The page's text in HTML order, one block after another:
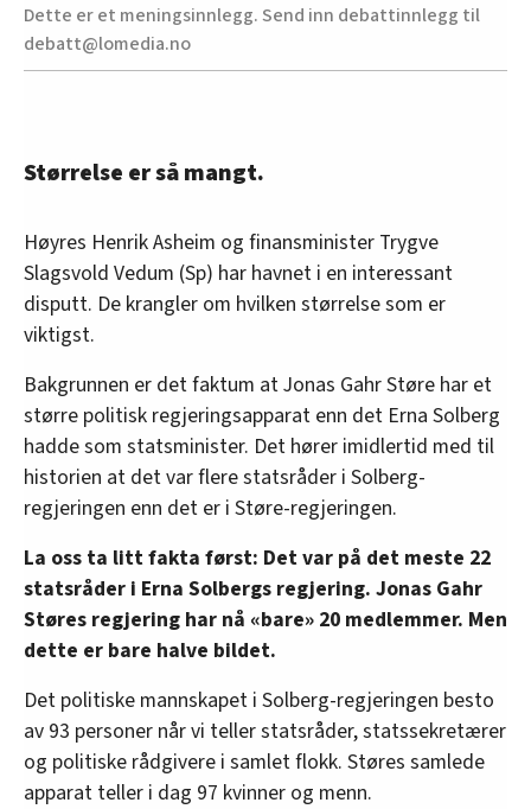
Dette er et meningsinnlegg. Send inn debattinnlegg til
debatt@lomedia.no
Størrelse er så mangt.
Høyres Henrik Asheim og finansminister Trygve
Slagsvold Vedum (Sp) har havnet i en interessant
disputt. De krangler om hvilken størrelse som er
viktigst.
Bakgrunnen er det faktum at Jonas Gahr Støre har et
større politisk regjeringsapparat enn det Erna Solberg
hadde som statsminister. Det hører imidlertid med til
historien at det var flere statsråder i Solberg-
regjeringen enn det er i Støre-regjeringen.
La oss ta litt fakta først: Det var på det meste 22
statsråder i Erna Solbergs regjering. Jonas Gahr
Støres regjering har nå «bare» 20 medlemmer. Men
dette er bare halve bildet.
Det politiske mannskapet i Solberg-regjeringen besto
av 93 personer når vi teller statsråder, statssekretærer
og politiske rådgivere i samlet flokk. Støres samlede
apparat teller i dag 97 kvinner og menn.